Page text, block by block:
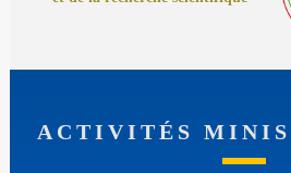
ACTIVITÉS